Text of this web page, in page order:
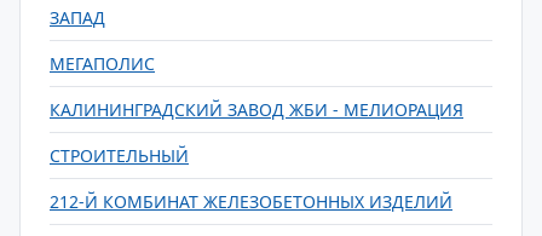
ЗАПАД
МЕГАПОЛИС
КАЛИНИНГРАДСКИЙ ЗАВОД ЖБИ - МЕЛИОРАЦИЯ
СТРОИТЕЛЬНЫЙ
212-Й КОМБИНАТ ЖЕЛЕЗОБЕТОННЫХ ИЗДЕЛИЙ